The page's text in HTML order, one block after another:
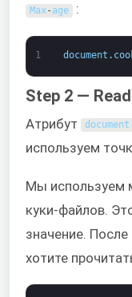
Max- age :
1 document .
Step 2 —
Атрибут document
используем
Мы используем
куки-файлов.
значение.
хотите